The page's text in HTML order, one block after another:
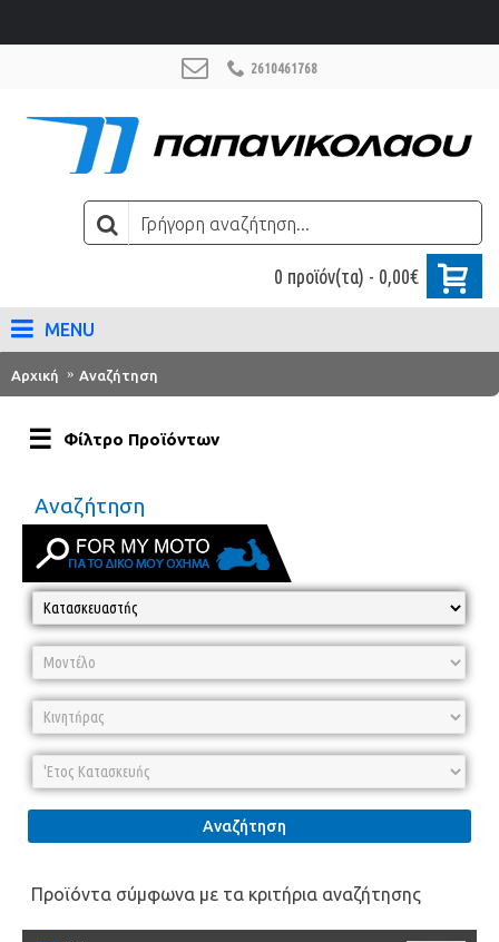
2610461768
0 προϊόν(τα) - 0,00€
MENU
Αρχική Αναζήτηση
Φίλτρο Προϊόντων
Αναζήτηση
Αναζήτηση
Προϊόντα σύμφωνα με τα κριτήρια αναζήτησης